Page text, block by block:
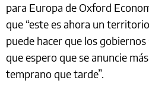
para Europa de Oxford
que “este es ahora un
puede hacer que los
que espero que se anuncie
temprano que tarde”.